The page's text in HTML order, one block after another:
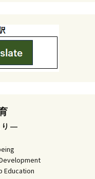
り ―
Education